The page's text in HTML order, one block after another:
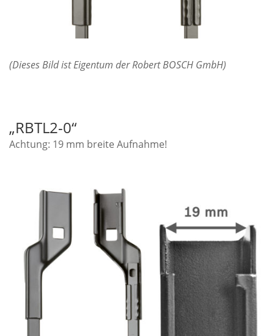
(Dieses Bild ist Eigentum der Robert BOSCH GmbH)
„RBTL2-0“
Achtung: 19 mm breite Aufnahme!